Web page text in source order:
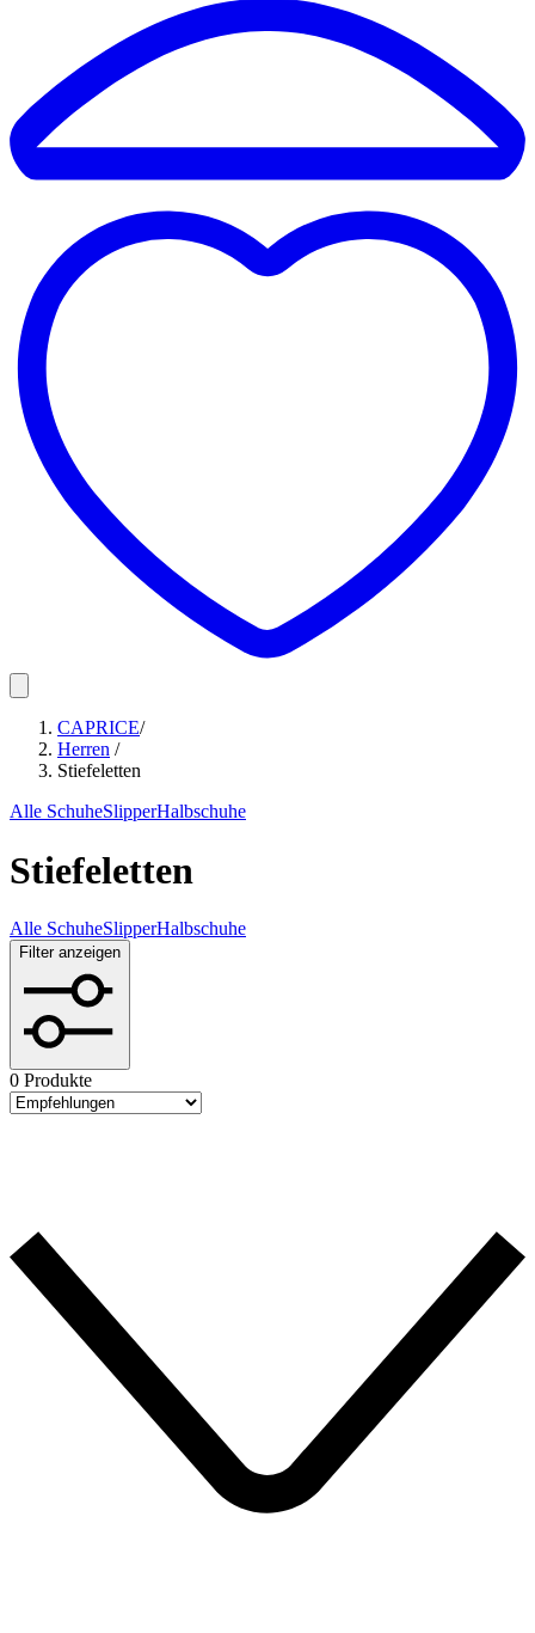
CAPRICE/
Herren /
Stiefeletten
Alle SchuheSlipperHalbschuhe
Stiefeletten
Alle SchuheSlipperHalbschuhe
Filter anzeigen
0 Produkte